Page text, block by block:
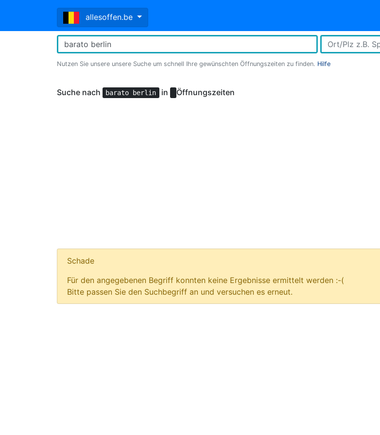
allesoffen.be
Nutzen Sie unsere unsere Suche um schnell Ihre gewünschten Öffnungszeiten zu finden. Hilfe
Suche nach barato berlin in Öffnungszeiten
Schade
Für den angegebenen Begriff konnten keine Ergebnisse ermittelt werden :-(
Bitte passen Sie den Suchbegriff an und versuchen es erneut.